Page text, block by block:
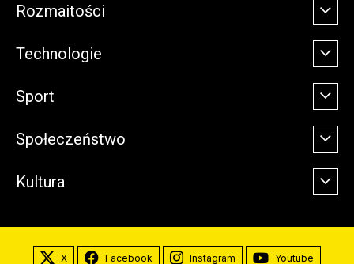
Rozmaitości
Technologie
Sport
Społeczeństwo
Kultura
X Facebook Instagram Youtube